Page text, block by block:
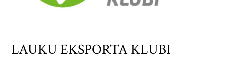
LAUKU EKSPORTA KLUBI